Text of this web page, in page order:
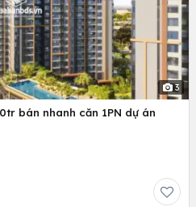
3
bán nhanh căn 1PN dự án